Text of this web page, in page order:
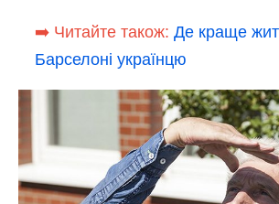
➡️ Читайте також: Де краще
Барселоні українцю